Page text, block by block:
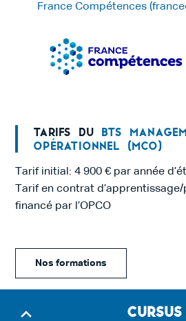
France Compétences
Tarifs du BTS
Opérationnel (MCO)
Tarif initial: 4 900 € par année
Tarif en contrat
financé par l’OPCO
Nos formations
Cursus